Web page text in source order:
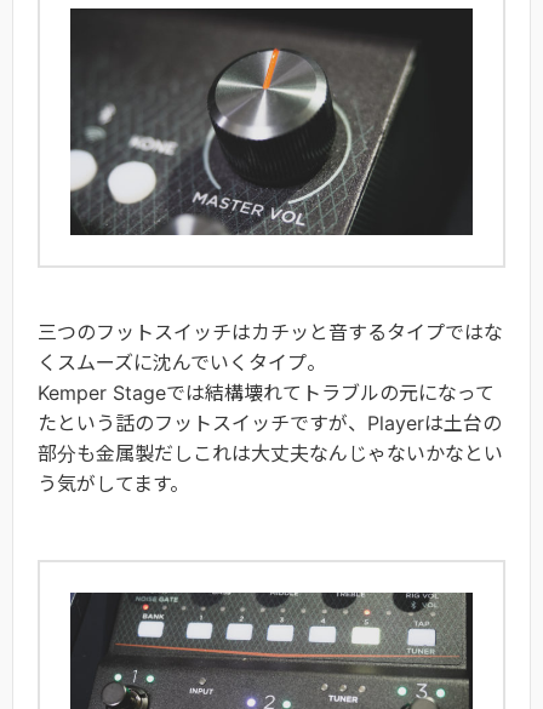
三つのフットスイッチはカチッと音するタイプではな
くスムーズに沈んでいくタイプ。
Kemper Stageでは結構壊れてトラブルの元になって
たという話のフットスイッチですが、Playerは土台の
部分も金属製だしこれは大丈夫なんじゃないかなとい
う気がしてます。